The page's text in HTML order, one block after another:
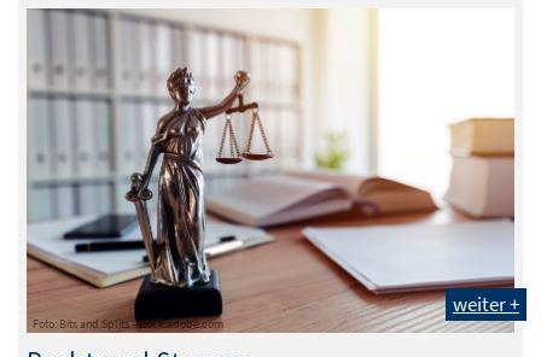
Foto: Bits and Splits - stock.adobe.com
weiter +